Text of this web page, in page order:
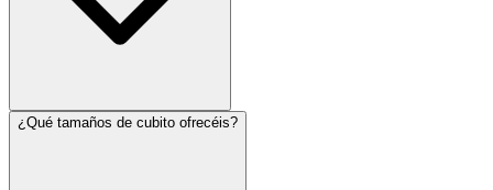
¿Qué tamaños de cubito ofrecéis?